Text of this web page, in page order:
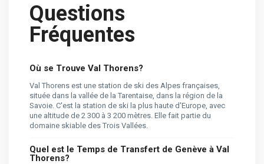
Questions
Fréquentes
Où se Trouve Val Thorens?
Val Thorens est une station de ski des Alpes françaises,
située dans la vallée de la Tarentaise, dans la région de la
Savoie. C'est la station de ski la plus haute d'Europe, avec
une altitude de 2 300 à 3 200 mètres. Elle fait partie du
domaine skiable des Trois Vallées.
Quel est le Temps de Transfert de Genève à Val
Thorens?